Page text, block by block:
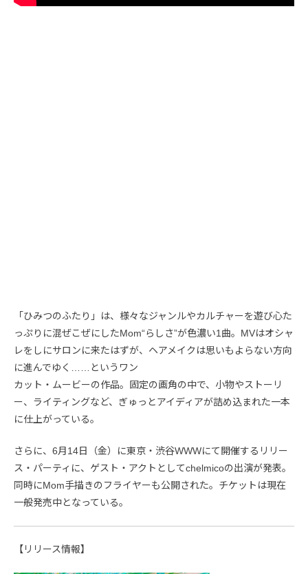
「ひみつのふたり」は、様々なジャンルやカルチャーを遊び心た
っぷりに混ぜこぜにしたMom“らしさ”が色濃い1曲。MVはオシャ
レをしにサロンに来たはずが、ヘアメイクは思いもよらない方向
に進んでゆく……というワン
カット・ムービーの作品。固定の画角の中で、小物やストーリ
ー、ライティングなど、ぎゅっとアイディアが詰め込まれた一本
に仕上がっている。
さらに、6月14日（金）に東京・渋谷WWWにて開催するリリー
ス・パーティに、ゲスト・アクトとしてchelmicoの出演が発表。
同時にMom手描きのフライヤーも公開された。チケットは現在
一般発売中となっている。
【リリース情報】